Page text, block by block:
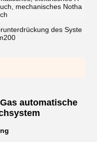
mechanisches Notha
des Syste
automatische